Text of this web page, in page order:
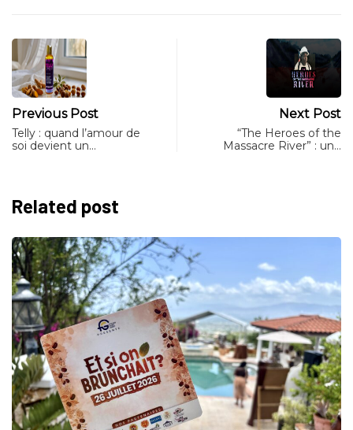
Previous Post
Telly : quand l’amour de
soi devient un…
Next Post
“The Heroes of the
Massacre River” : un…
Related post